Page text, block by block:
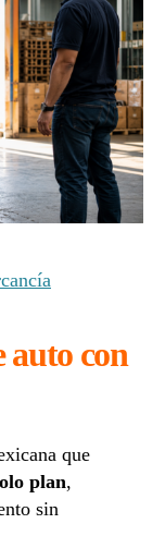
auto con
que
plan,
sin